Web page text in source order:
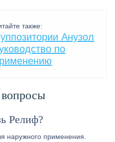
также:
Анузол
по
Релиф?
наружного применения.